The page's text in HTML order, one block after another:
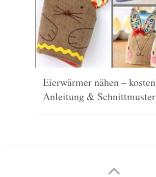
Eierwärmer nähen –
Anleitung & Schnittmuster